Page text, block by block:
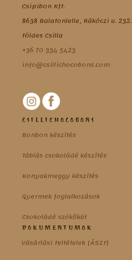
Csipibon Kft.
8638 Balatonlelle, Rákóczi u. 232.
Földes Csilla
+36 70 334 5423
info@csillichocobons.com
CSILLICHOCOBONS
Bonbon készítés
Táblás csokoládé készítés
Konyakmeggy készítés
Gyermek foglalkozások
Csokoládé szökőkút
DOKUMENTUMOK
Vásárlási Feltételek (ÁSZF)